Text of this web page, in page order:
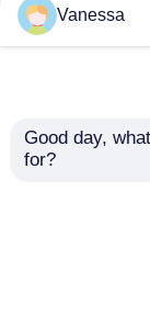
AMBER SUS
Mechanische
Vanessa
Good day,
for?